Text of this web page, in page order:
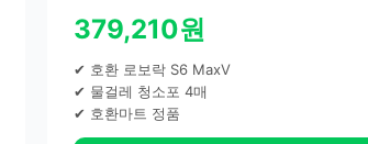
379,210원
✔ 호환 로보락 S6 MaxV
✔ 물걸레 청소포 4매
✔ 호환마트 정품